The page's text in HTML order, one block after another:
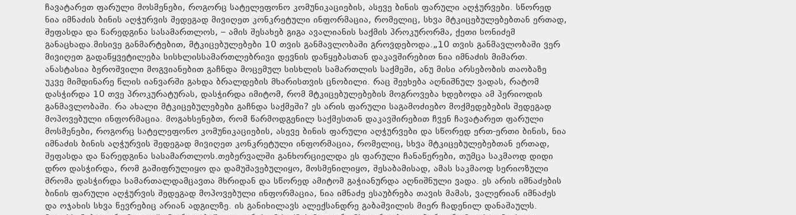
ჩავატარეთ ფარული მოსმენები, როგორც სატელეფონო კომუნიკაციების, ასევე ბინის ფარული აღჭურვები. სწორედ
ნია იმნაძის ბინის აღჭურვის შედეგად მივიღეთ კონკრეტული ინფორმაცია, რომელიც, სხვა მტკიცებულებებთან ერთად,
შეფასდა და წარედგინა სასამართლოს, – ამის შესახებ გიგა ავალიანის საქმის პროკურორმა, ქეთი სონიძემ
განაცხადა.მისივე განმარტებით, მტკიცებულებები 10 თვის განმავლობაში გროვდებოდა.„10 თვის განმავლობაში ვერ
მივიღეთ გადაწყვეტილება სისხლისსამართლებრივი დევნის დაწყებასთან დაკავშირებით ნია იმნაძის მიმართ.
ანასტასია ბეროშვილი მოგვიანებით გაჩნდა მოცემულ სისხლის სამართლის საქმეში, ანუ მისი არსებობის თაობაზე
უკვე მიმდინარე წლის იანვარში გახდა ბრალდების მხარისთვის ცნობილი. რაც შეეხება აღნიშნულ ვადას, რატომ
დასჭირდა 10 თვე პროკურატურას, დასჭირდა იმიტომ, რომ მტკიცებულებების მოგროვება ხდებოდა ამ პერიოდის
განმავლობაში. რა ახალი მტკიცებულებები გაჩნდა საქმეში? ეს არის ფარული საგამოძიებო მოქმედებების შედეგად
მოპოვებული ინფორმაცია. მოგახსენებთ, რომ წარმოდგენილ საქმესთან დაკავშირებით ჩვენ ჩავატარეთ ფარული
მოსმენები, როგორც სატელეფონო კომუნიკაციების, ასევე ბინის ფარული აღჭურვები და სწორედ ერთ-ერთი ბინის, ნია
იმნაძის ბინის აღჭურვის შედეგად მივიღეთ კონკრეტული ინფორმაცია, რომელიც, სხვა მტკიცებულებებთან ერთად,
შეფასდა და წარედგინა სასამართლოს.თებერვალში განხორციელდა ეს ფარული ჩანაწერები, თუმცა საკმაოდ დიდი
დრო დასჭირდა, რომ გაშიფრულიყო და დამუშავებულიყო, მოსმენილიყო, შესაბამისად, ამას საკმაოდ სერიოზული
შრომა დასჭირდა სამართალდამცავთა მხრიდან და სწორედ ამიტომ გაჭიანურდა აღნიშნული ვადა. ეს არის იმნაძების
ბინის ფარული აღჭურვის შედეგად მოპოვებული ინფორმაცია, ნია იმნაძე ესაუბრება თავის მამას, ვალერიან იმნაძეს
და ოჯახის სხვა წევრებიც არიან ადგილზე. ის განიხილავს ალექსანდრე გაბაშვილის მიერ ჩადენილ დანაშაულს.